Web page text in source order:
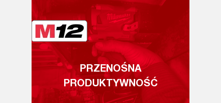
PRZENOŚNA
PRODUKTYWNOŚĆ